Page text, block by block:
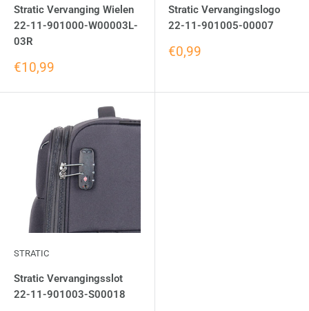
Stratic Vervanging Wielen
22-11-901000-W00003L-
03R
€10,99
Stratic Vervangingslogo
22-11-901005-00007
€0,99
STRATIC
Stratic Vervangingsslot
22-11-901003-S00018